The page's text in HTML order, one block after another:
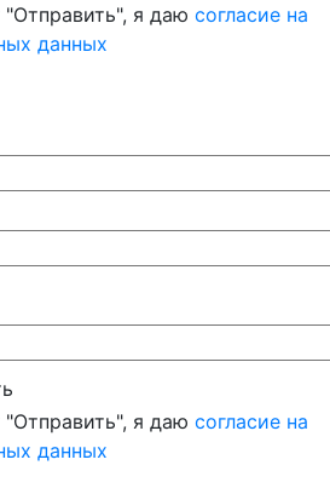
я даю согласие на
данных
я даю согласие на
данных